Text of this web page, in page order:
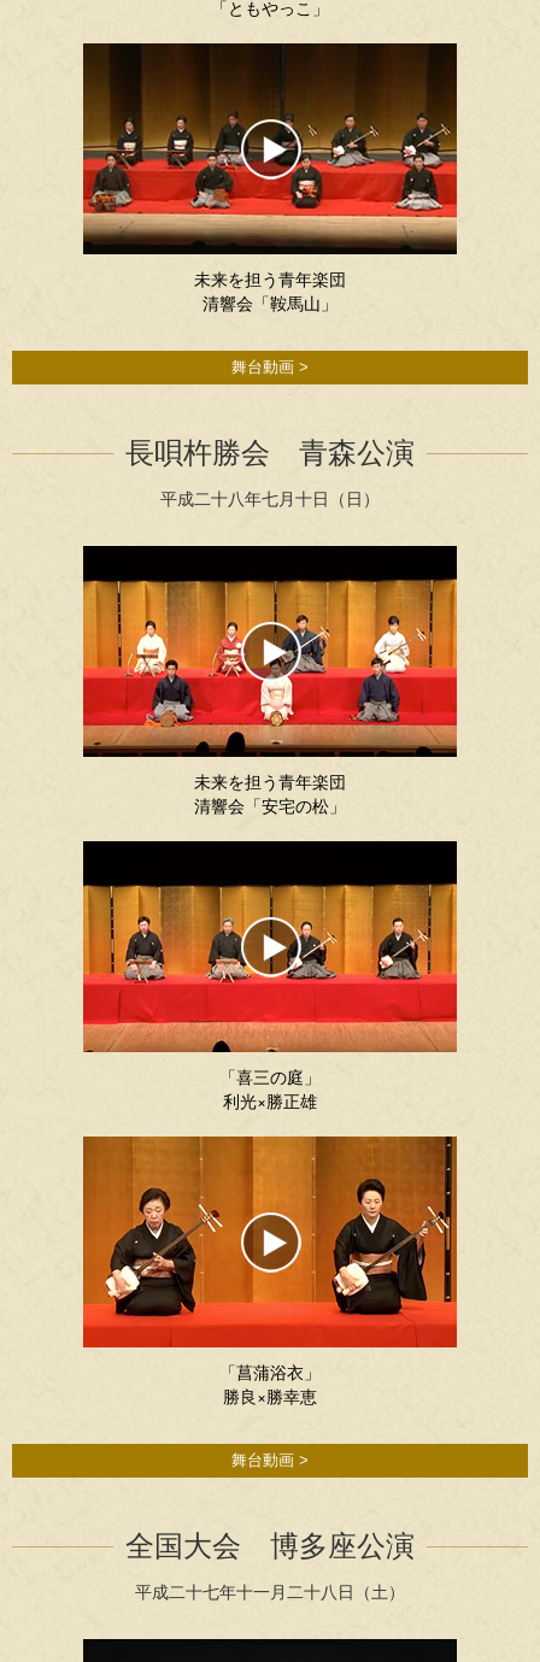
「ともやっこ」
未来を担う青年楽団
清響会「鞍馬山」
舞台動画 >
長唄杵勝会 青森公演
平成二十八年七月十日（日）
未来を担う青年楽団
清響会「安宅の松」
「喜三の庭」
利光×勝正雄
「菖蒲浴衣」
勝良×勝幸恵
舞台動画 >
全国大会 博多座公演
平成二十七年十一月二十八日（土）